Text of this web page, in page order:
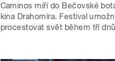
Caminos míří do Bečovské
kina Drahomíra. Festival
procestovat svět během tří